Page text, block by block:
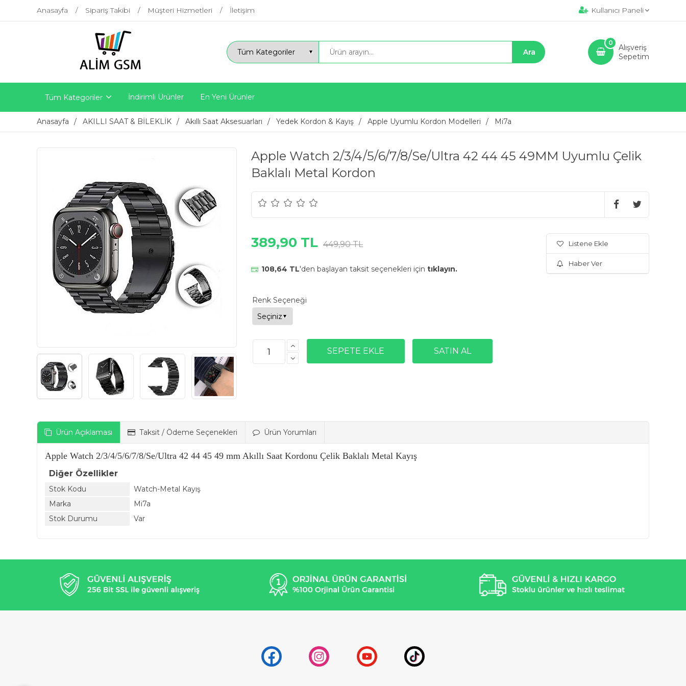
Anasayfa Sipariş Takibi Müşteri Hizmetleri İletişim Kullanıcı Paneli
Alışveriş
Sepetim
0
Tüm Kategoriler İndirimli Ürünler En Yeni Ürünler
Anasayfa AKILLI SAAT & BİLEKLİK Akıllı Saat Aksesuarları Yedek Kordon & Kayış Apple Uyumlu Kordon Modelleri Mi7a
Apple Watch 2/3/4/5/6/7/8/Se/Ultra 42 44 45 49MM Uyumlu Çelik
Baklalı Metal Kordon
389,90 TL 449,90 TL
108,64 TL'den başlayan taksit seçenekleri için tıklayın.
Renk Seçeneği
Listene Ekle
Haber Ver
Ürün Açıklaması Taksit / Ödeme Seçenekleri Ürün Yorumları
Apple Watch 2/3/4/5/6/7/8/Se/Ultra 42 44 45 49 mm Akıllı Saat Kordonu Çelik Baklalı Metal Kayış
Diğer Özellikler
Stok Kodu
Watch-Metal Kayış
Marka
Mi7a
Stok Durumu
Var